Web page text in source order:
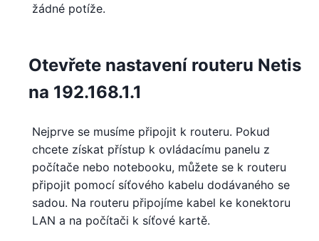
žádné potíže.
Otevřete nastavení routeru Netis
na 192.168.1.1
Nejprve se musíme připojit k routeru. Pokud
chcete získat přístup k ovládacímu panelu z
počítače nebo notebooku, můžete se k routeru
připojit pomocí síťového kabelu dodávaného se
sadou. Na routeru připojíme kabel ke konektoru
LAN a na počítači k síťové kartě.